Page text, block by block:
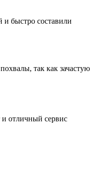
быстро составили
так как зачастую
и отличный сервис